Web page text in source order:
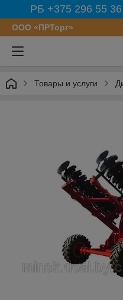
РБ +375 296 55
ООО «ПРТорг»
Товары и услуги